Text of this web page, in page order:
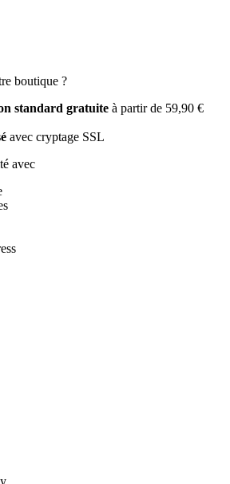
boutique ?
standard gratuite à partir de 59,90 €
avec cryptage SSL
avec